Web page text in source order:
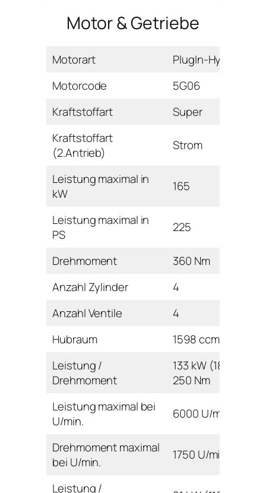
Motor & Getriebe
Motorart
PlugIn-Hybrid
Motorcode
5G06
Kraftstoffart
Super
Kraftstoffart
(2.Antrieb)
Strom
Leistung maximal in
kW
165
Leistung maximal in
PS
225
Drehmoment
360 Nm
Anzahl Zylinder
4
Anzahl Ventile
4
Hubraum
1598 ccm
Leistung /
Drehmoment
133 kW (180 PS) /
250 Nm
Leistung maximal bei
U/min.
6000 U/min
Drehmoment maximal
bei U/min.
1750 U/min
Leistung /